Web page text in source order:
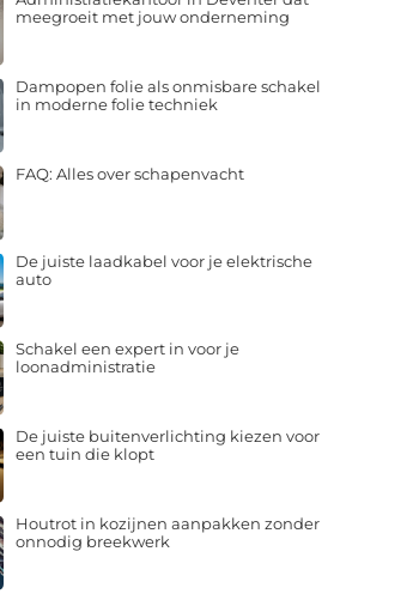
meegroeit met jouw onderneming
Dampopen folie als onmisbare schakel
in moderne folie techniek
FAQ: Alles over schapenvacht
De juiste laadkabel voor je elektrische
auto
Schakel een expert in voor je
loonadministratie
De juiste buitenverlichting kiezen voor
een tuin die klopt
Houtrot in kozijnen aanpakken zonder
onnodig breekwerk